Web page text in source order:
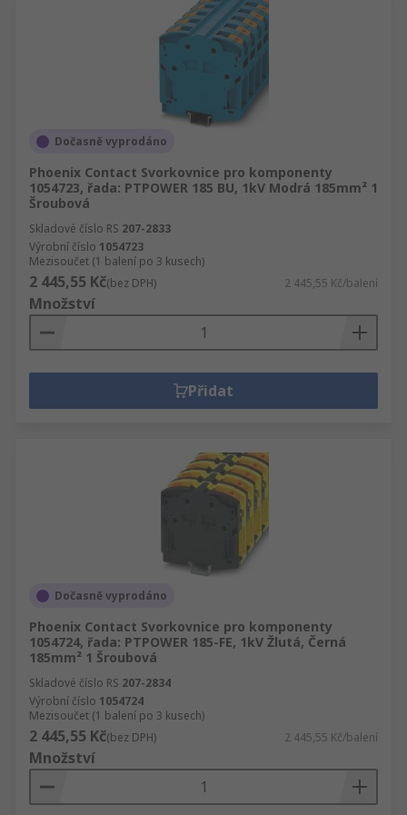
Dočasně vyprodáno
Phoenix Contact Svorkovnice pro komponenty
1054723, řada: PTPOWER 185 BU, 1kV Modrá 185mm² 1
Šroubová
Skladové číslo RS 207-2833
Výrobní číslo 1054723
Mezisoučet (1 balení po 3 kusech)
2 445,55 Kč(bez DPH) 2 445,55 Kč/balení
Množství
Přidat
Dočasně vyprodáno
Phoenix Contact Svorkovnice pro komponenty
1054724, řada: PTPOWER 185-FE, 1kV Žlutá, Černá
185mm² 1 Šroubová
Skladové číslo RS 207-2834
Výrobní číslo 1054724
Mezisoučet (1 balení po 3 kusech)
2 445,55 Kč(bez DPH) 2 445,55 Kč/balení
Množství